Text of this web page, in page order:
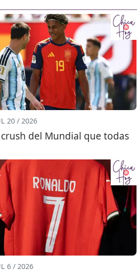
20 / 2026
del Mundial que todas
6 / 2026